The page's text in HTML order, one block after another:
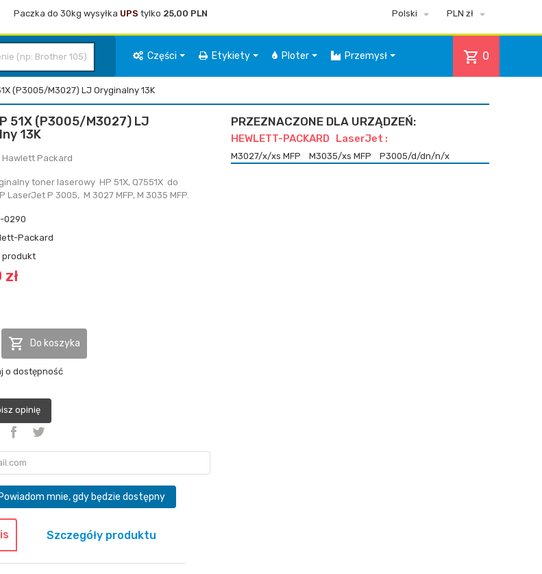
Paczka do 30kg wysyłka UPS tylko 25,00 PLN Polski  PLN zł 
shopping_cart 0
Części Etykiety Ploter Przemysł
(P3005/M3027) LJ Oryginalny 13K
51X (P3005/M3027) LJ
13K
Packard
toner laserowy HP 51X, Q7551X do
LaserJet P 3005, M 3027 MFP, M 3035 MFP.
0290
Packard
produkt
 Do koszyka
o dostępność
opinię
Powiadom mnie, gdy będzie dostępny
PRZEZNACZONE DLA URZĄDZEŃ:
HEWLETT-PACKARD LaserJet :
M3027/x/xs MFP M3035/xs MFP P3005/d/dn/n/x
Szczegóły produktu